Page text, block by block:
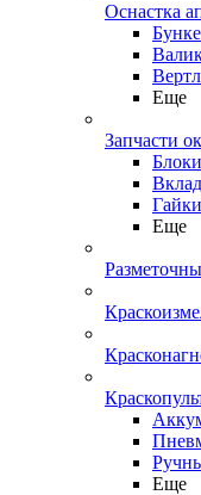
Оснастка
Еще
Запчасти
Еще
Еще